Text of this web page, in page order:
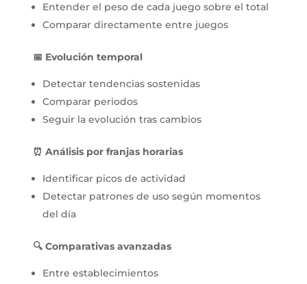
Entender el peso de cada juego sobre el total
Comparar directamente entre juegos
📅 Evolución temporal
Detectar tendencias sostenidas
Comparar periodos
Seguir la evolución tras cambios
⏰ Análisis por franjas horarias
Identificar picos de actividad
Detectar patrones de uso según momentos
del día
🔍 Comparativas avanzadas
Entre establecimientos